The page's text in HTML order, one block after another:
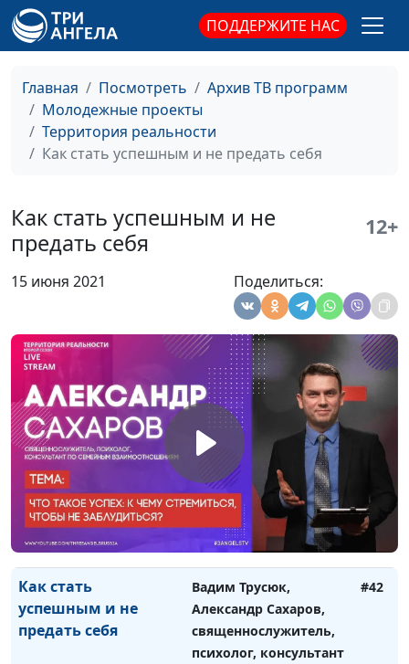
ПОДДЕРЖИТЕ НАС
Главная Посмотреть
Архив ТВ программ
Молодежные проекты
Территория реальности
Как стать успешным и не предать себя
Как стать успешным и не
предать себя
12+
15 июня 2021 Поделиться:
Ментальные ловушки
мешают добиться
успеха
Вадим Трусюк,
священнослужитель,
психолог, консультант
по семейным
взаимоотношениям
или Чего не хватает
для успеха
Вачева, психолог-
чего начать
Ларин, бизнес-практик,
предпринимателей и
управленцев, директор
по корпоративному
управлению
Успешный человек:
как мыслить, чтобы
стать таким же
Вадим Трусюк,
Александр Сахаров,
священнослужитель,
психолог, консультант
по семейным
взаимоотношениям
#43
Как стать
успешным и не
предать себя
Вадим Трусюк,
Александр Сахаров,
священнослужитель,
психолог, консультант
#42